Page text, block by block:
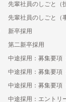
先輩社員のしごと（
先輩社員のしごと（
新卒採用
第二新卒採用
中途採用：募集要項
中途採用：募集要項
中途採用：募集要項
中途採用：エントリ